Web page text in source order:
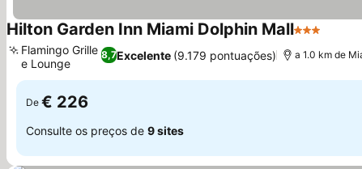
Hilton Garden Inn Miami Dolphin Mall3 Estrelas
8,7Excelente (9.179 pontuações)
Flamingo Grille
e Lounge
a 1.0 km de
De € 226
Consulte os preços de 9 sites